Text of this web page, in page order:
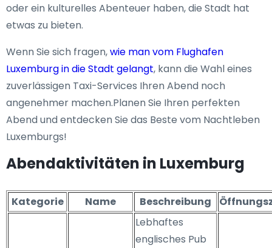
oder ein kulturelles Abenteuer haben, die Stadt hat
etwas zu bieten.
Wenn Sie sich fragen,wie man vom Flughafen
Luxemburg in die Stadt gelangt, kann die Wahl eines
zuverlässigen Taxi-Services Ihren Abend noch
angenehmer machen.Planen Sie Ihren perfekten
Abend und entdecken Sie das Beste vom Nachtleben
Luxemburgs!
Abendaktivitäten in Luxemburg
Kategorie Name Beschreibung
Lebhaftes
englisches Pub